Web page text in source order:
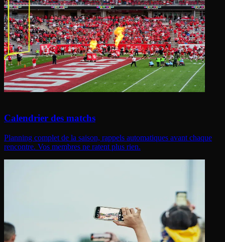
Calendrier des matchs
Planning complet de la saison, rappels automatiques avant chaque
rencontre. Vos membres ne ratent plus rien.